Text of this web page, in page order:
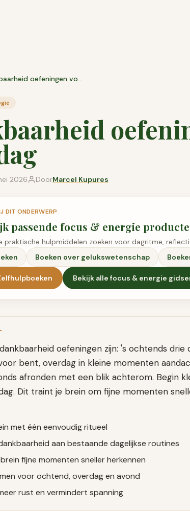
Dankbaarheid oefeningen voor elke dag
2026 DoorMarcel Kupures
DIT ONDERWERP
passende focus & energie
praktische hulpmiddelen zoeken voor dagritme,
Boeken over gelukswetenschap
Bekijk alle focus & energie
oefeningen zijn: 's ochtends
bent, overdag in kleine momenten
afronden met een blik achterom. Begin
Dit traint je brein om fijne momenten
met één eenvoudig ritueel
aan bestaande dagelijkse routines
fijne momenten sneller herkennen
voor ochtend, overdag en avond
rust en vermindert spanning